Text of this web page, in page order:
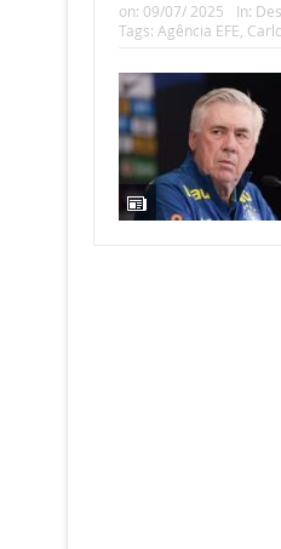
on: 09/07/ 2025 In:
Tags: Agência EFE,